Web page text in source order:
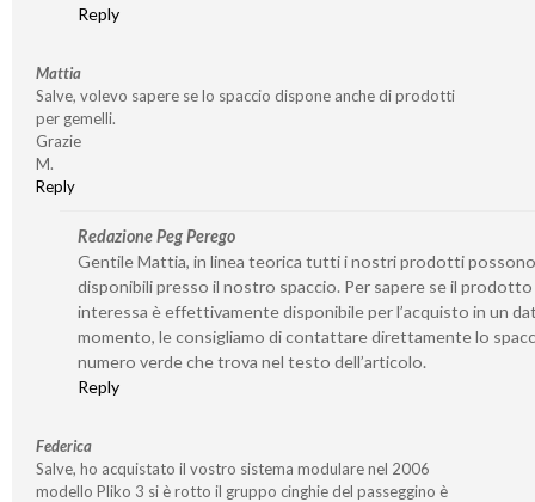
Reply
Mattia
Salve, volevo sapere se lo spaccio dispone anche di prodotti
per gemelli.
Grazie
M.
Reply
Redazione Peg Perego
Gentile Mattia, in linea teorica tutti i nostri prodotti
disponibili presso il nostro spaccio. Per sapere se il prodotto
interessa è effettivamente disponibile per l’acquisto in un
momento, le consigliamo di contattare direttamente lo
numero verde che trova nel testo dell’articolo.
Reply
Federica
Salve, ho acquistato il vostro sistema modulare nel 2006
modello Pliko 3 si è rotto il gruppo cinghie del passeggino è